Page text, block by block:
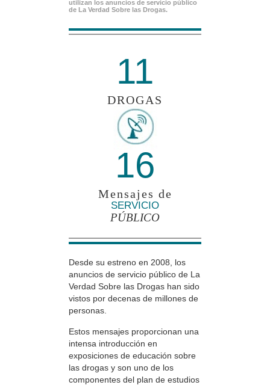
utilizan los anuncios de servicio público
de La Verdad Sobre las Drogas.
11
DROGAS
16
Mensajes de
SERVICIO
PÚBLICO
Desde su estreno en 2008, los
anuncios de servicio público de La
Verdad Sobre las Drogas han sido
vistos por decenas de millones de
personas.
Estos mensajes proporcionan una
intensa introducción en
exposiciones de educación sobre
las drogas y son uno de los
componentes del plan de estudios